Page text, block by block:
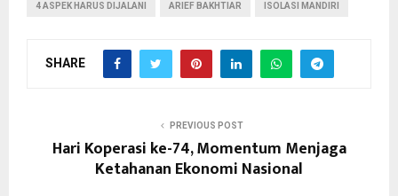
4 ASPEK HARUS DIJALANI ARIEF BAKHTIAR ISOLASI MANDIRI
SHARE
PREVIOUS POST
Hari Koperasi ke-74, Momentum Menjaga
Ketahanan Ekonomi Nasional